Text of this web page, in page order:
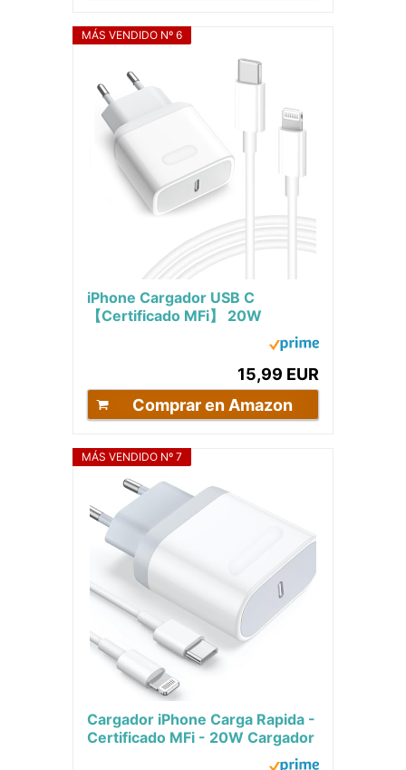
MÁS VENDIDO Nº 6
iPhone Cargador USB C
【Certificado MFi】 20W
Cargador Rápido de Pared y 2M
15,99 EUR
Comprar en Amazon
MÁS VENDIDO Nº 7
Cargador iPhone Carga Rapida -
Certificado MFi - 20W Cargador